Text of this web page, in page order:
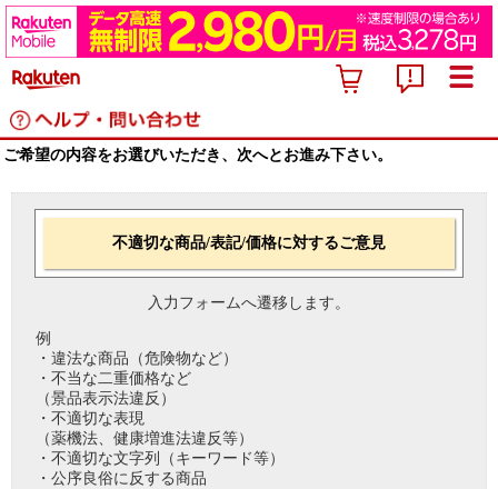
ご希望の内容をお選びいただき、次へとお進み下さい。
不適切な商品/表記/価格に対するご意見
入力フォームへ遷移します。
例
・違法な商品（危険物など）
・不当な二重価格など
（景品表示法違反）
・不適切な表現
（薬機法、健康増進法違反等）
・不適切な文字列（キーワード等）
・公序良俗に反する商品